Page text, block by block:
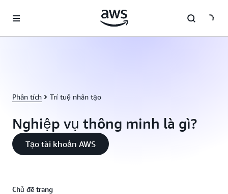
Phân tích Trí tuệ nhân tạo
Nghiệp vụ thông minh là gì?
Tạo tài khoản AWS
Chủ đề trang